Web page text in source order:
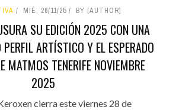
MIÉ, 26/11/25 BY [AUTHOR]
SU EDICIÓN 2025 CON UNA
PERFIL ARTÍSTICO Y EL ESPERADO
MATMOS TENERIFE NOVIEMBRE
2025
cierra este viernes 28 de